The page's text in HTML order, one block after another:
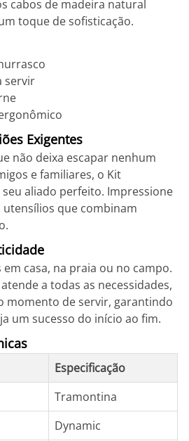
cabos de madeira natural
toque de sofisticação.
servir
Exigentes
não deixa escapar nenhum
e familiares, o Kit
aliado perfeito. Impressione
que combinam
casa, na praia ou no campo.
a todas as necessidades,
momento de servir, garantindo
um sucesso do início ao fim.
Especificação
Tramontina
Dynamic